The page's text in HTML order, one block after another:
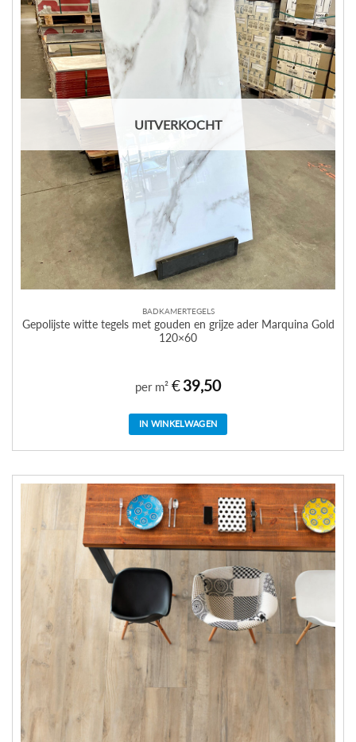
UITVERKOCHT
BADKAMERTEGELS
Gepolijste witte tegels met gouden en grijze ader Marquina Gold
120×60
per m² €39,50
IN WINKELWAGEN